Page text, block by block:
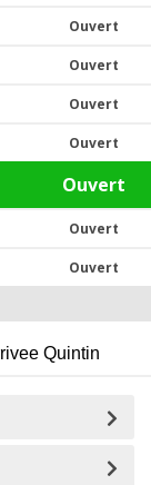
Ouvert
Ouvert
Ouvert
Ouvert
Ouvert
Ouvert
Ouvert
Quintin